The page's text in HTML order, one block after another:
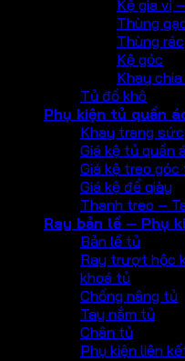
Kệ gia vị
Thùng
Thùng rác
Kệ góc
Khay
Tủ đồ khô
Phụ kiện tủ quần
Khay trang sức
Giá kệ tủ quần
Giá kệ treo góc
Giá kệ để giày
Thanh treo –
Ray bản lề – Phụ
Bản lề tủ
Ray trượt hộc
khoá tủ
Chống nâng tủ
Tay nắm tủ
Chân tủ
Phụ kiện liên